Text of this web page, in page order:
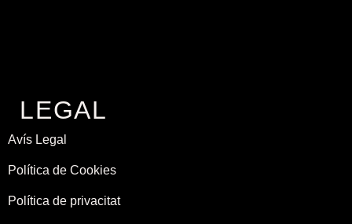
LEGAL
Avís Legal
Política de Cookies
Política de privacitat